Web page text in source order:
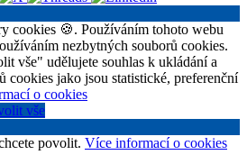
cookies 🍪. Používáním tohoto webu
nezbytných souborů cookies.
vše" udělujete souhlas k ukládání a
cookies jako jsou statistické, preferenční
o cookies
vše
povolit. Více informací o cookies